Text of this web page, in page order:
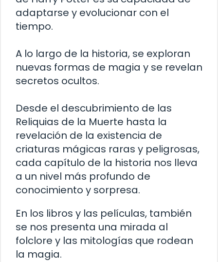
adaptarse y evolucionar con el
tiempo.
A lo largo de la historia, se exploran
nuevas formas de magia y se revelan
secretos ocultos.
Desde el descubrimiento de las
Reliquias de la Muerte hasta la
revelación de la existencia de
criaturas mágicas raras y peligrosas,
cada capítulo de la historia nos lleva
a un nivel más profundo de
conocimiento y sorpresa.
En los libros y las películas, también
se nos presenta una mirada al
folclore y las mitologías que rodean
la magia.